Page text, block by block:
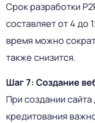
Срок разработки
составляет от 4 до
время можно
также снизится.
Шаг 7: Создание
При создании
кредитования